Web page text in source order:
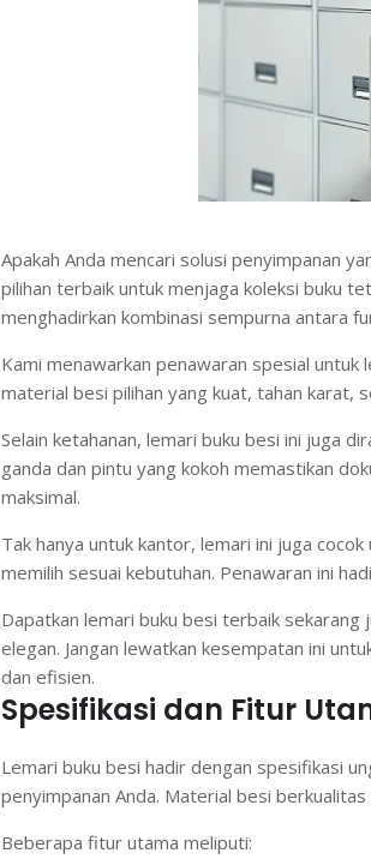
Apakah Anda mencari solusi penyimpanan
pilihan terbaik untuk menjaga koleksi buku
menghadirkan kombinasi sempurna antara
Kami menawarkan penawaran spesial
material besi pilihan yang kuat, tahan karat,
Selain ketahanan, lemari buku besi ini juga
ganda dan pintu yang kokoh memastikan
maksimal.
Tak hanya untuk kantor, lemari ini juga
memilih sesuai kebutuhan. Penawaran ini
Dapatkan lemari buku besi terbaik
elegan. Jangan lewatkan kesempatan ini
dan efisien.
Spesifikasi dan Fitur
Lemari buku besi hadir dengan spesifikasi
penyimpanan Anda. Material besi
Beberapa fitur utama meliputi: